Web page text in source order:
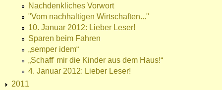
Nachdenkliches Vorwort
"Vom nachhaltigen Wirtschaften..."
10. Januar 2012: Lieber Leser!
Sparen beim Fahren
„semper idem“
„Schaff' mir die Kinder aus dem Haus!“
4. Januar 2012: Lieber Leser!
2011